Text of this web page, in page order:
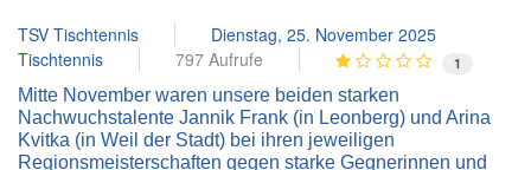
TSV Tischtennis
Dienstag, 25. November 2025
Tischtennis
797 Aufrufe 1
Mitte November waren unsere beiden starken
Nachwuchstalente Jannik Frank (in Leonberg) und Arina
Kvitka (in Weil der Stadt) bei ihren jeweiligen
Regionsmeisterschaften gegen starke Gegnerinnen und